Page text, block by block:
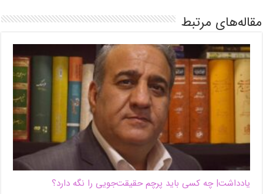
مقاله‌های مرتبط
یادداشت| ‌چه کسی باید پرچم حقیقت‌جویی را نگه دارد؟